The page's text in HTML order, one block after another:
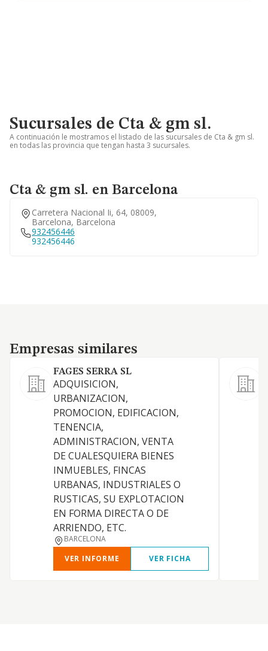
Sucursales de Cta & gm sl.
A continuación le mostramos el listado de las sucursales de Cta & gm sl.
en todas las provincia que tengan hasta 3 sucursales.
Cta & gm sl. en Barcelona
Carretera Nacional Ii, 64, 08009,
Barcelona, Barcelona
932456446
932456446
Empresas similares
Empresas similares
FAGES SERRA SL
ADQUISICION,
URBANIZACION,
PROMOCION, EDIFICACION,
TENENCIA,
ADMINISTRACION, VENTA
DE CUALESQUIERA BIENES
INMUEBLES, FINCAS
URBANAS, INDUSTRIALES O
RUSTICAS, SU EXPLOTACION
EN FORMA DIRECTA O DE
ARRIENDO, ETC.
BARCELONA
VER INFORME
VER FICHA